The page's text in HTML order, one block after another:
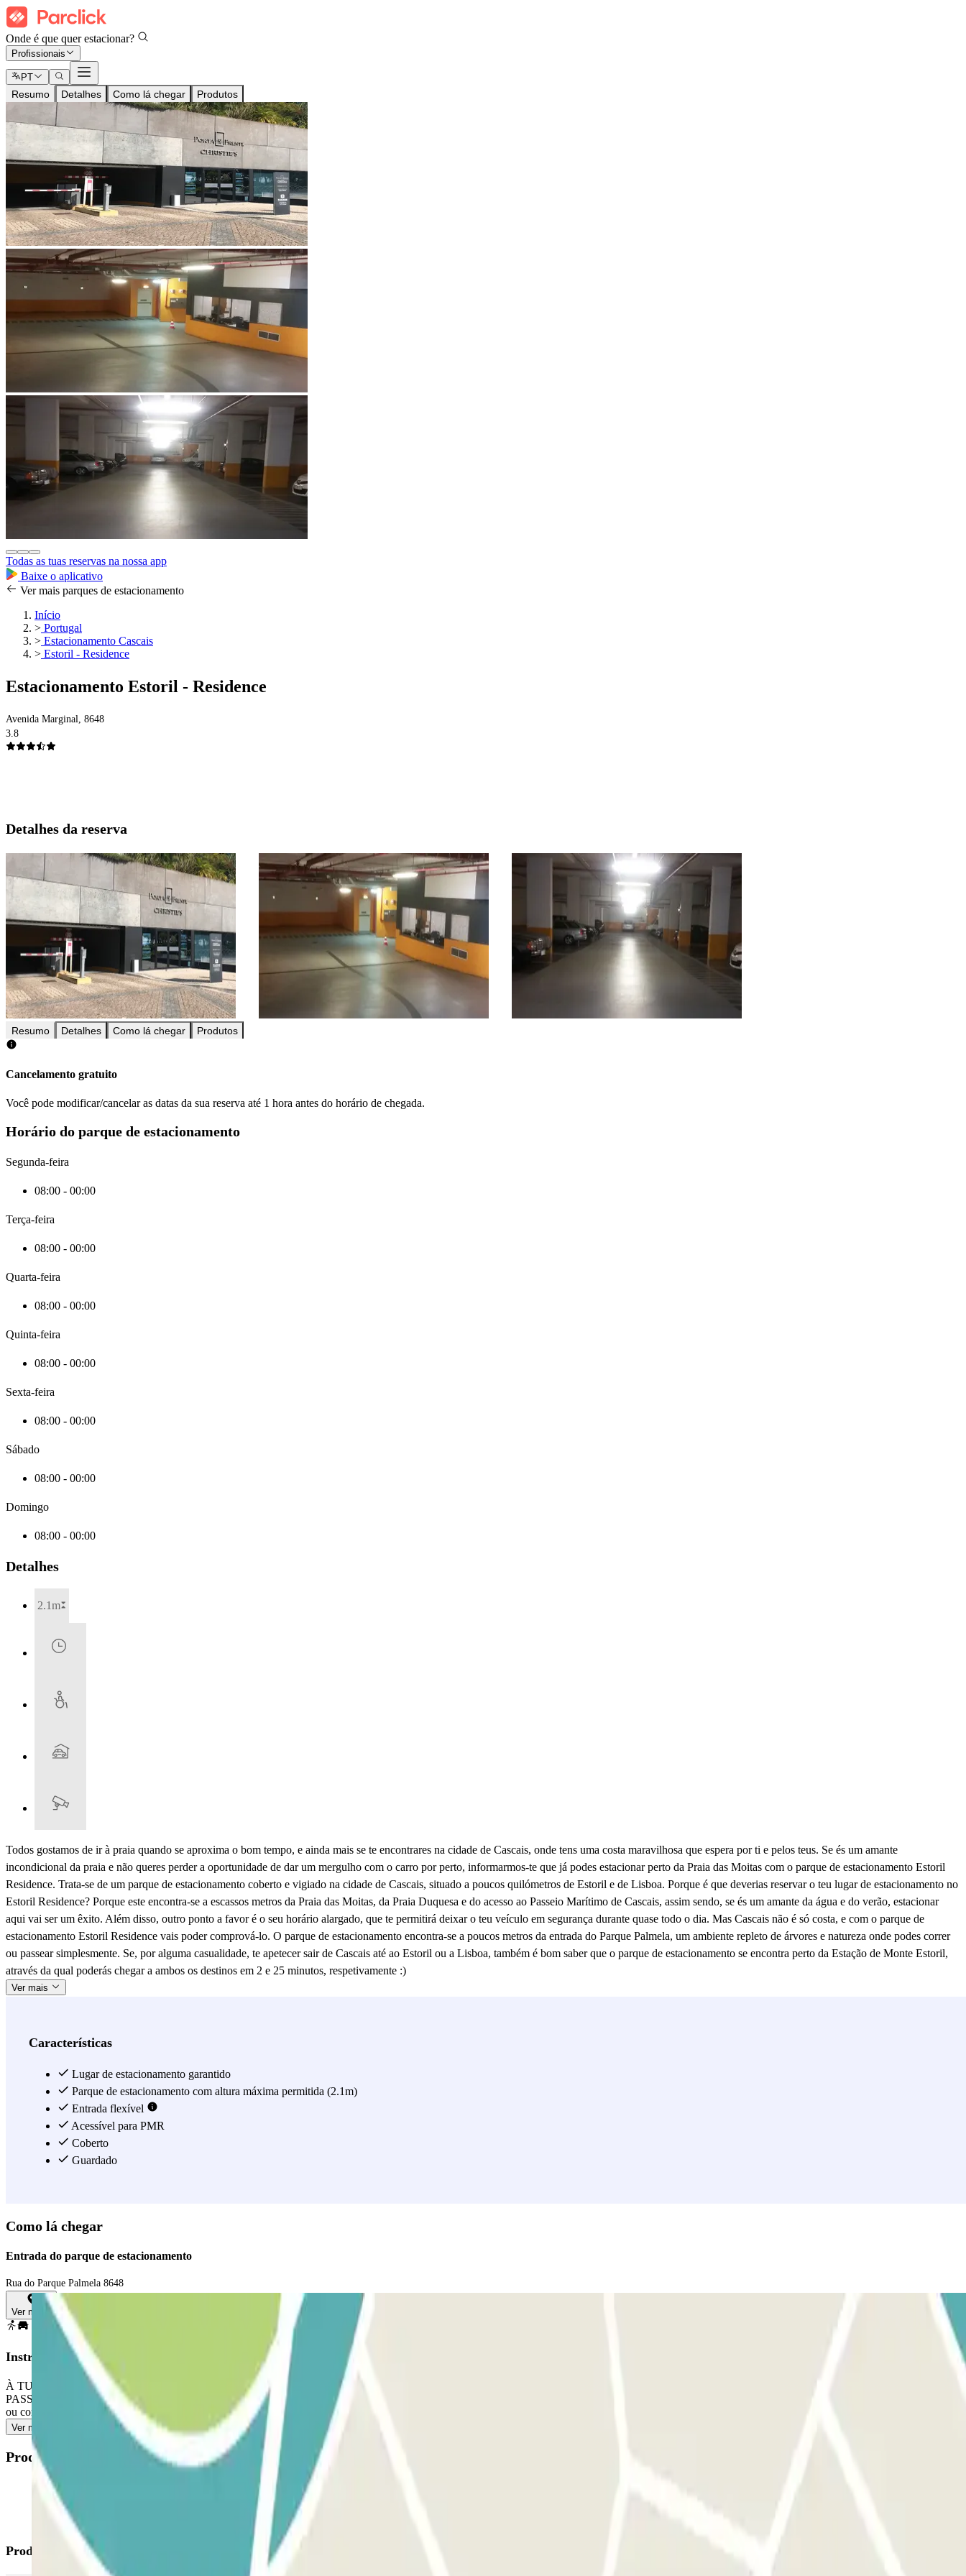
Onde é que quer estacionar?
Profissionais
PT
Resumo Detalhes Como lá chegar Produtos
Todas as tuas reservas na nossa app
Baixe o aplicativo
Ver mais parques de estacionamento
Início
> Portugal
> Estacionamento Cascais
> Estoril - Residence
Estacionamento Estoril - Residence
Avenida Marginal, 8648
3.8
Detalhes da reserva
Resumo Detalhes Como lá chegar Produtos
Cancelamento gratuito
Você pode modificar/cancelar as datas da sua reserva até 1 hora antes do horário de chegada.
Horário do parque de estacionamento
Segunda-feira
08:00 - 00:00
Terça-feira
08:00 - 00:00
Quarta-feira
08:00 - 00:00
Quinta-feira
08:00 - 00:00
Sexta-feira
08:00 - 00:00
Sábado
08:00 - 00:00
Domingo
08:00 - 00:00
Detalhes
2.1m
Todos gostamos de ir à praia quando se aproxima o bom tempo, e ainda mais se te encontrares na cidade de Cascais, onde tens uma costa maravilhosa que espera por ti e pelos teus. Se és um amante
incondicional da praia e não queres perder a oportunidade de dar um mergulho com o carro por perto, informarmos-te que já podes estacionar perto da Praia das Moitas com o parque de estacionamento Estoril
Residence. Trata-se de um parque de estacionamento coberto e vigiado na cidade de Cascais, situado a poucos quilómetros de Estoril e de Lisboa. Porque é que deverias reservar o teu lugar de estacionamento no
Estoril Residence? Porque este encontra-se a escassos metros da Praia das Moitas, da Praia Duquesa e do acesso ao Passeio Marítimo de Cascais, assim sendo, se és um amante da água e do verão, estacionar
aqui vai ser um êxito. Além disso, outro ponto a favor é o seu horário alargado, que te permitirá deixar o teu veículo em segurança durante quase todo o dia. Mas Cascais não é só costa, e com o parque de
estacionamento Estoril Residence vais poder comprová-lo. O parque de estacionamento encontra-se a poucos metros da entrada do Parque Palmela, um ambiente repleto de árvores e natureza onde podes correr
ou passear simplesmente. Se, por alguma casualidade, te apetecer sair de Cascais até ao Estoril ou a Lisboa, também é bom saber que o parque de estacionamento se encontra perto da Estação de Monte Estoril,
através da qual poderás chegar a ambos os destinos em 2 e 25 minutos, respetivamente :)
Ver mais
Características
Lugar de estacionamento garantido
Parque de estacionamento com altura máxima permitida (2.1m)
Entrada flexível
Acessível para PMR
Coberto
Guardado
Como lá chegar
Entrada do parque de estacionamento
Rua do Parque Palmela 8648
Ver mapa
Instruções
À TUA CHEGADA: pega no bilhete. Estaciona em qualquer lugar livre. Vai à cabine de controlo com a tua reserva Parclick e o bilhete. PARA SAIR: utiliza o bilhete que o pessoal te entregou. SE O TEU
PASSE PERMITE ENTRADAS E SAÍDAS ILIMITADAS: utiliza o bilhete que o pessoal te entregou. SE NÃO HOUVER PESSOAL: liga através do intercomunicador pressionando o botão ""informação"",
ou contacta a nossa central através do número +351 215987655 para que procedam à abertura da cancela.
Ver mais
Produtos disponíveis
Produtos Parclick